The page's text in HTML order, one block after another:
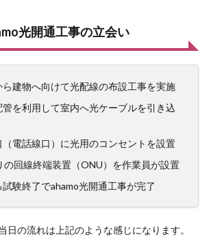
光開通工事の立会い
建物へ向けて光配線の布設工事を実施
を利用して室内へ光ケーブルを引き込
電話線口）に光用のコンセントを設置
回線終端装置（ONU）を作業員が設置
験終了でahamo光開通工事が完了
日の流れは上記のような感じになります。